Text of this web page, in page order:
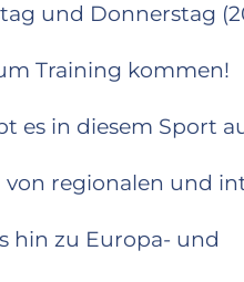
und Donnerstag
Training kommen!
es in diesem Sport
von regionalen und
hin zu Europa- und